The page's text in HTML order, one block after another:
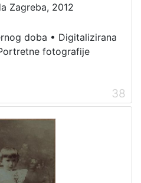
Zagreba, 2012
doba • Digitalizirana
fotografije
38